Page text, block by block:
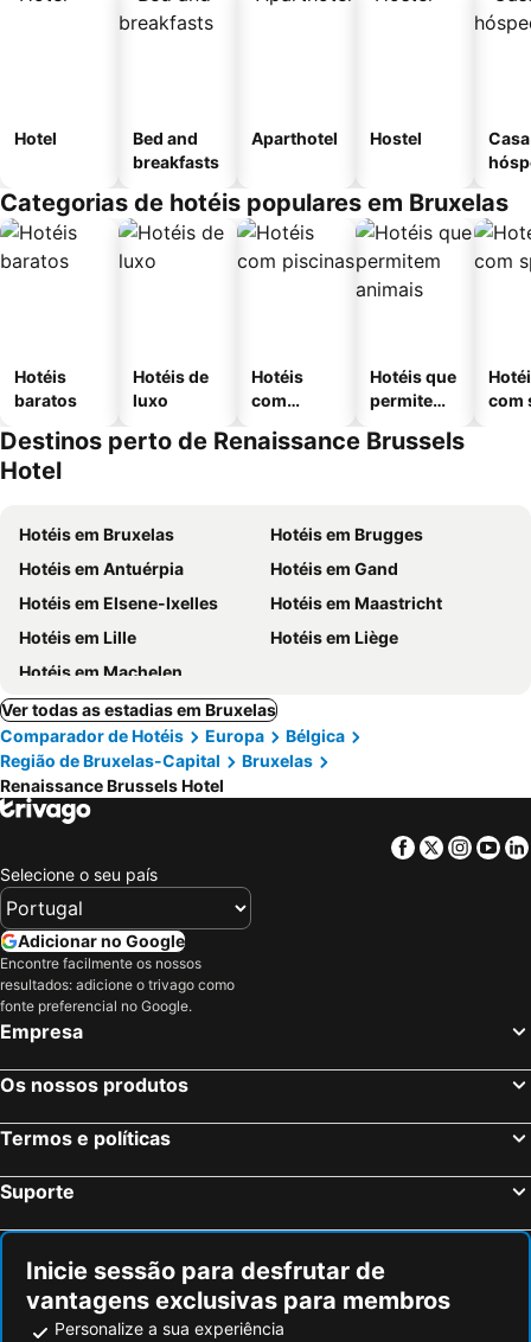
Hotel
Bed and
breakfasts
Aparthotel Hostel
Categorias de hotéis populares em Bruxelas
Hotéis
baratos
Hotéis de
luxo
Hotéis
com
Hotéis que
permitem
com
Destinos perto de Renaissance Brussels
Hotel
Hotéis em Bruxelas
Hotéis em Brugges
Hotéis em Antuérpia
Hotéis em Gand
Hotéis em Elsene-Ixelles
Hotéis em Maastricht
Hotéis em Lille
Hotéis em Liège
Hotéis em Machelen
Ver todas as estadias em Bruxelas
Comparador de Hotéis
Europa
Bélgica
Região de Bruxelas-Capital
Bruxelas
Renaissance Brussels Hotel
Facebook
Twitter
Selecione o seu país
Adicionar no Google
Encontre facilmente os nossos
resultados: adicione o trivago como
fonte preferencial no Google.
Empresa
Os nossos produtos
Termos e políticas
Suporte
Inicie sessão para desfrutar de
vantagens exclusivas para membros
Personalize a sua experiência